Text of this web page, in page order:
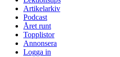
Artikelarkiv
Podcast
Året runt
Topplistor
Annonsera
Logga in